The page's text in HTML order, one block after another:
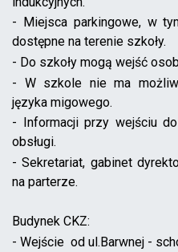
- Miejsca parkingowe, w
dostępne na terenie szkoły.
- Do szkoły mogą wejść
- W szkole nie ma
języka migowego.
- Informacji przy wejściu
obsługi.
- Sekretariat, gabinet
na parterze.
Budynek CKZ:
- Wejście od ul.Barwnej -